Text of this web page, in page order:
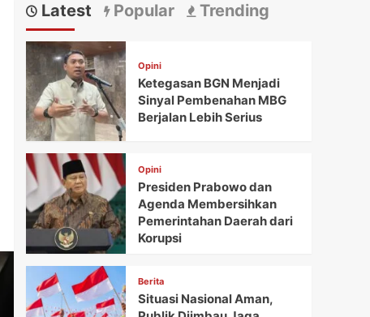
Latest Popular Trending
Opini
Ketegasan BGN Menjadi
Sinyal Pembenahan MBG
Berjalan Lebih Serius
Opini
Presiden Prabowo dan
Agenda Membersihkan
Pemerintahan Daerah dari
Korupsi
Berita
Situasi Nasional Aman,